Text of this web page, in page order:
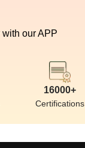
our APP
16000+
Certifications